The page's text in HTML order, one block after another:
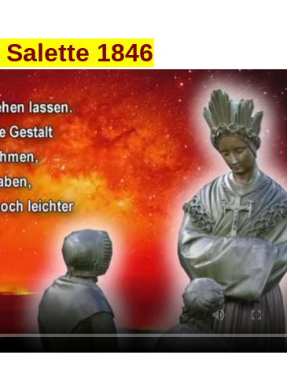
Salette 1846